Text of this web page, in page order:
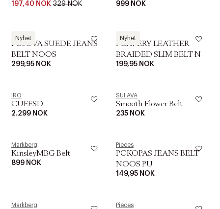
197,40 NOK 329 NOK 999 NOK
Nyhet
Pieces
PCJUVA SUEDE JEANS
BELT NOOS
299,95 NOK
Nyhet
Pieces
PCAVERY LEATHER
BRAIDED SLIM BELT N
199,95 NOK
IRO
CUFFSD
2.299 NOK
SUI AVA
Smooth Flower Belt
235 NOK
Markberg
KinsleyMBG Belt
899 NOK
Pieces
PCKOPAS JEANS BELT
NOOS PU
149,95 NOK
Markberg Pieces